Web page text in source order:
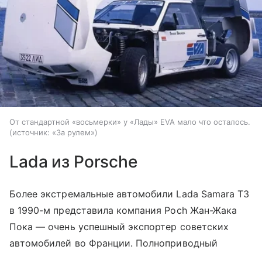
От стандартной «восьмерки» у «Лады» EVA мало что осталось.
источник: «За рулем»
Lada из Рorsche
Более экстремальные автомобили Lada Samara T3
в 1990-м представила компания Poch Жан-Жака
Пока — очень успешный экспортер советских
автомобилей во Франции. Полноприводный